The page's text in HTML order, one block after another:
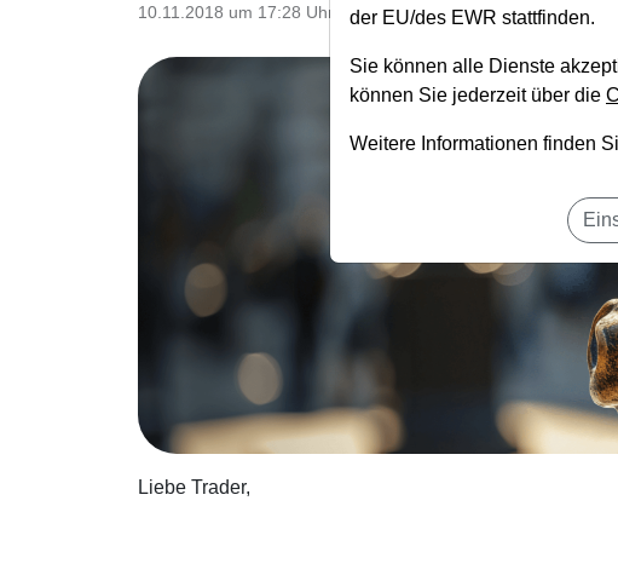
10.11.2018 um 17:28 Uhr TraderFox GmbH
Liebe Trader,
der EU/des EWR stattfinden.
Sie können alle Dienste
können Sie jederzeit über die
Weitere Informationen finden